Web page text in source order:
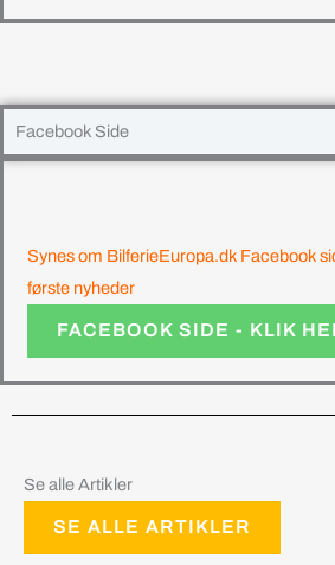
Facebook Side
Synes om BilferieEuropa.dk Facebook
første nyheder
FACEBOOK SIDE - KLIK
Se alle Artikler
SE ALLE ARTIKLER